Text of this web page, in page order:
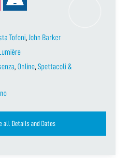
Tofoni, John Barker
, Online, Spettacoli &
all Details and Dates